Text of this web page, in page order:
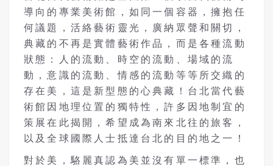
導向的專業美術館，如同一個容器，擁抱任
何議題，活絡藝術靈光，廣納眾聲和關切，
典藏的不再是實體藝術作品，而是各種流動
狀態：人的流動、時空的流動、場域的流
動，意識的流動、情感的流動等等所交織的
存在美，這是新型態的心典藏！台北當代藝
術館因地理位置的獨特性，許多因地制宜的
策展在此揭開，希望成為南來北往的旅客，
以及全球國際人士抵達台北的目的地之一！
對於美，駱麗真認為美並沒有單一標準，也